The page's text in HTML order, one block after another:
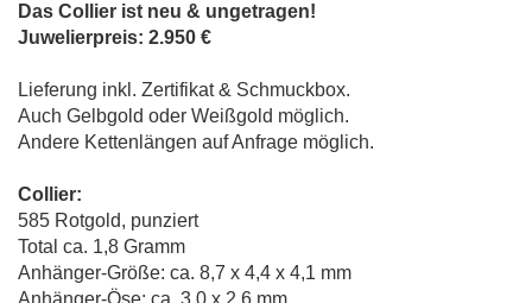
Das Collier ist neu & ungetragen!
Juwelierpreis: 2.950 €
Lieferung inkl. Zertifikat & Schmuckbox.
Auch Gelbgold oder Weißgold möglich.
Andere Kettenlängen auf Anfrage möglich.
Collier:
585 Rotgold, punziert
Total ca. 1,8 Gramm
Anhänger-Größe: ca. 8,7 x 4,4 x 4,1 mm
Anhänger-Öse: ca. 3,0 x 2,6 mm